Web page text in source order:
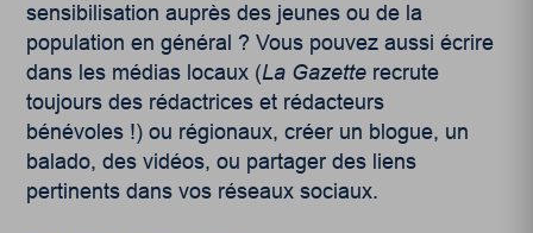
sensibilisation auprès des jeunes ou de la
population en général ? Vous pouvez aussi écrire
dans les médias locaux (La Gazette recrute
toujours des rédactrices et rédacteurs
bénévoles !) ou régionaux, créer un blogue, un
balado, des vidéos, ou partager des liens
pertinents dans vos réseaux sociaux.